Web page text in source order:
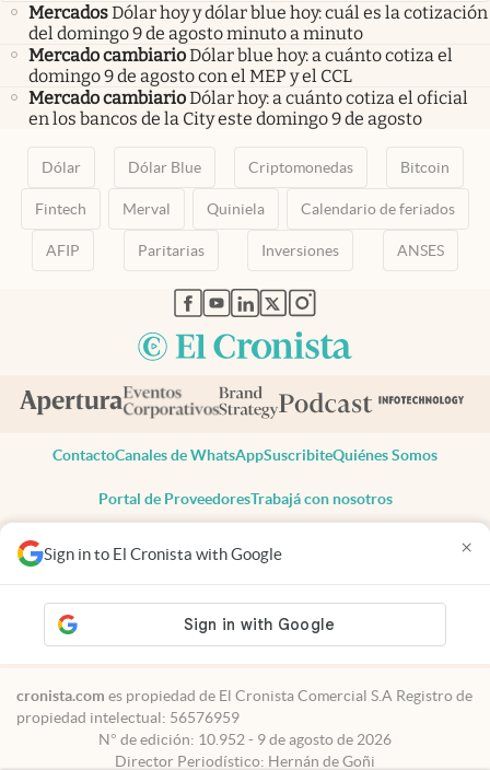
Sign in to El Cronista with Google ×
MercadosDólar hoy y dólar blue hoy: cuál es la cotización
del domingo 9 de agosto minuto a minuto
Mercado cambiarioDólar blue hoy: a cuánto cotiza el
domingo 9 de agosto con el MEP y el CCL
Mercado cambiarioDólar hoy: a cuánto cotiza el oficial
en los bancos de la City este domingo 9 de agosto
Dólar Dólar Blue Criptomonedas Bitcoin
Fintech Merval Quiniela Calendario de feriados
AFIP Paritarias Inversiones ANSES
abre en nueva pestaña
abre en nueva pestaña
abre en nueva pestaña
abre en nueva pestaña
abre en nueva pestaña
ContactoCanales de WhatsAppSuscribiteQuiénes Somos
Portal de ProveedoresTrabajá con nosotros
Todos los derechos reservados
Privacidad
Consentimiento
Tel:+54 11 7078-3270
cronista.com es propiedad de El Cronista Comercial S.A Registro de
propiedad intelectual: 56576959
N° de edición: 10.952 - 9 de agosto de 2026
Director Periodístico: Hernán de Goñi